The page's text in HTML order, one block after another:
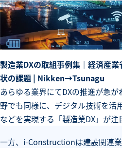
製造業DXの取組事例集｜経済産
状の課題 | Nikken→Tsunagu
あらゆる業界にてDXの推進が急
野でも同様に、デジタル技術を活
などを実現する「製造業DX」が注
一方、i-Constructionは建設関連